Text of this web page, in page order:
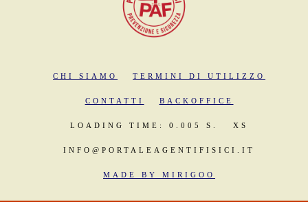
CHI SIAMO TERMINI DI UTILIZZO
CONTATTI BACKOFFICE
LOADING TIME: 0.005 S. XS
INFO@PORTALEAGENTIFISICI.IT
MADE BY MIRIGOO